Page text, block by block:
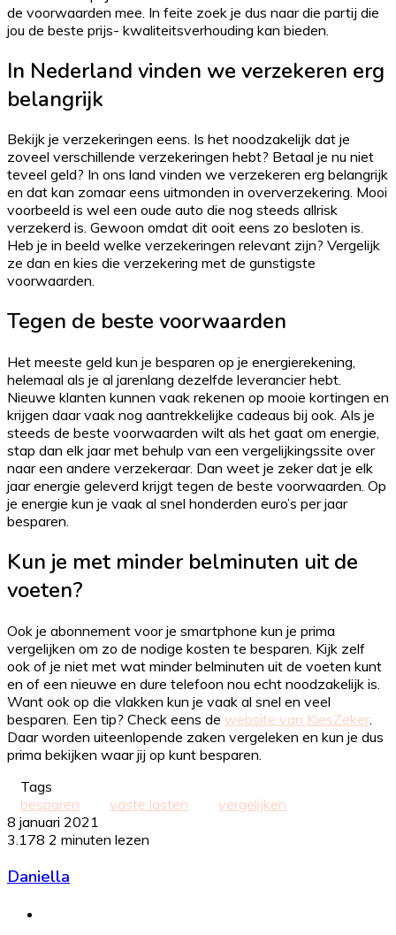
de voorwaarden mee. In feite zoek je dus naar die partij die
jou de beste prijs- kwaliteitsverhouding kan bieden.
In Nederland vinden we verzekeren erg
belangrijk
Bekijk je verzekeringen eens. Is het noodzakelijk dat je
zoveel verschillende verzekeringen hebt? Betaal je nu niet
teveel geld? In ons land vinden we verzekeren erg belangrijk
en dat kan zomaar eens uitmonden in oververzekering. Mooi
voorbeeld is wel een oude auto die nog steeds allrisk
verzekerd is. Gewoon omdat dit ooit eens zo besloten is.
Heb je in beeld welke verzekeringen relevant zijn? Vergelijk
ze dan en kies die verzekering met de gunstigste
voorwaarden.
Tegen de beste voorwaarden
Het meeste geld kun je besparen op je energierekening,
helemaal als je al jarenlang dezelfde leverancier hebt.
Nieuwe klanten kunnen vaak rekenen op mooie kortingen en
krijgen daar vaak nog aantrekkelijke cadeaus bij ook. Als je
steeds de beste voorwaarden wilt als het gaat om energie,
stap dan elk jaar met behulp van een vergelijkingssite over
naar een andere verzekeraar. Dan weet je zeker dat je elk
jaar energie geleverd krijgt tegen de beste voorwaarden. Op
je energie kun je vaak al snel honderden euro’s per jaar
besparen.
Kun je met minder belminuten uit de
voeten?
Ook je abonnement voor je smartphone kun je prima
vergelijken om zo de nodige kosten te besparen. Kijk zelf
ook of je niet met wat minder belminuten uit de voeten kunt
en of een nieuwe en dure telefoon nou echt noodzakelijk is.
Want ook op die vlakken kun je vaak al snel en veel
besparen. Een tip? Check eens de website van KiesZeker.
Daar worden uiteenlopende zaken vergeleken en kun je dus
prima bekijken waar jij op kunt besparen.
Tags
besparen
vaste lasten
vergelijken
8 januari 2021
3.178 2 minuten lezen
Daniella